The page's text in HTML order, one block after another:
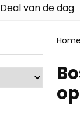
Deal van de dag
Home